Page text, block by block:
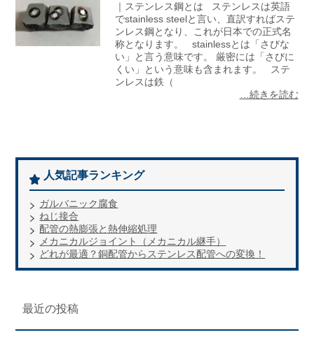
｜ステンレス鋼とは ステンレスは英語
でstainless steelと言い、直訳すればステ
ンレス鋼となり、これが日本での正式名
称となります。 stainlessとは「さびな
い」と言う意味です。 厳密には「さびに
くい」という意味も含まれます。 ステ
ンレスは鉄（
…続きを読む
人気記事ランキング
ガルバニック腐食
ねじ接合
配管の熱膨張と熱伸縮処理
メカニカルジョイント（メカニカル継手）
どれが最適？銅配管からステンレス配管への変換！
最近の投稿